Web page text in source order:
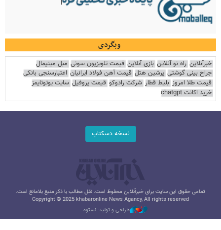
وبگردی
خبرآنلاین راه نو آنلاین بازی آنلاین قیمت تلویزیون سونی مبل مینیمال
جراح بینی گوشتی پرشین هتل قیمت آهن فولاد ایرانیان اعتبارسنجی بانکی
قیمت طلا امروز بلیط قطار شرکت رادوکو قیمت پروفیل سایت یوتوتایمز
خرید اکانت chatgpt
نسخه دسکتاپ
تمامی حقوق این سایت برای خبرآنلاین محفوظ است. نقل مطالب با ذکر منبع بلامانع است.
Copyright © 2025 khabaronline News Agancy, All rights reserved
طراحی و تولید: نستوه